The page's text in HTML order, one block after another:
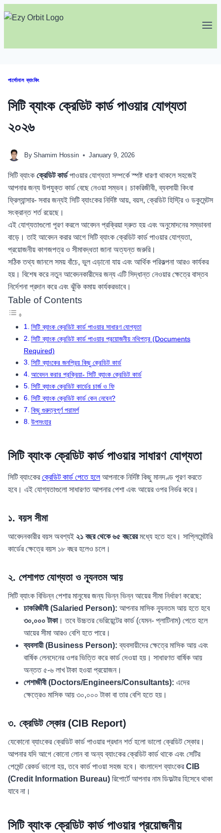
Skip
to
পার্সোনাল ব্যাংকিং
সিটি ব্যাংক ক্রেডিট কার্ড পাওয়ার যোগ্যতা
২০২৬
By Shamim Hossin January 9, 2026
সিটি ব্যাংক ক্রেডিট কার্ডপাওয়ার যোগ্যতা সম্পর্কে স্পষ্ট ধারণা থাকলে সহজেই
আপনার জন্য উপযুক্ত কার্ড বেছে নেওয়া সম্ভব। চাকরিজীবী, ব্যবসায়ী কিংবা
ফ্রিল্যান্সার- সবার জন্যই সিটি ব্যাংকের নির্দিষ্ট আয়, বয়স, ক্রেডিট হিস্ট্রি ও ডকুমেন্টস
সংক্রান্ত শর্ত রয়েছে।
এই যোগ্যতাগুলো পূরণ করলে আবেদন প্রক্রিয়া দ্রুত হয় এবং অনুমোদনের সম্ভাবনা
বাড়ে। তাই আবেদন করার আগে সিটি ব্যাংক ক্রেডিট কার্ড পাওয়ার যোগ্যতা,
প্রয়োজনীয় কাগজপত্র ও সীমাবদ্ধতা জানা অত্যন্ত জরুরি।
সঠিক তথ্য জানলে সময় বাঁচে, ভুল এড়ানো যায় এবং আর্থিক পরিকল্পনা আরও কার্যকর
হয়। বিশেষ করে নতুন আবেদনকারীদের জন্য এটি সিদ্ধান্ত নেওয়ার ক্ষেত্রে বাস্তব
নির্দেশনা প্রদান করে এবং ঝুঁকি কমায় কার্যকরভাবে।
Table of Contents
সিটি ব্যাংক ক্রেডিট কার্ড পাওয়ার সাধারণ যোগ্যতা
সিটি ব্যাংক ক্রেডিট কার্ড পাওয়ার প্রয়োজনীয় নথিপত্র (Documents
Required)
সিটি ব্যাংকের জনপ্রিয় কিছু ক্রেডিট কার্ড
আবেদন করার প্রক্রিয়া- সিটি ব্যাংক ক্রেডিট কার্ড
সিটি ব্যাংক ক্রেডিট কার্ডের চার্জ ও ফি
সিটি ব্যাংক ক্রেডিট কার্ড কেন নেবেন?
কিছু গুরুত্বপূর্ণ পরামর্শ
উপসংহার
সিটি ব্যাংক ক্রেডিট কার্ড পাওয়ার সাধারণ যোগ্যতা
সিটি ব্যাংকেরক্রেডিট কার্ড পেতে হলেআপনাকে নির্দিষ্ট কিছু মানদণ্ড পূরণ করতে
হবে। এই যোগ্যতাগুলো সাধারণত আপনার পেশা এবং আয়ের ওপর নির্ভর করে।
১. বয়স সীমা
আবেদনকারীর বয়স অবশ্যই ২১ বছর থেকে ৬৫ বছরেরমধ্যে হতে হবে। সাপ্লিমেন্টারি
কার্ডের ক্ষেত্রে বয়স ১৮ বছর হলেও চলে।
২. পেশাগত যোগ্যতা ও ন্যূনতম আয়
সিটি ব্যাংক বিভিন্ন পেশার মানুষের জন্য ভিন্ন ভিন্ন আয়ের সীমা নির্ধারণ করেছে:
চাকরিজীবী (Salaried Person): আপনার মাসিক ন্যূনতম আয় হতে হবে
৩০,০০০ টাকা। তবে উচ্চতর ভেরিয়েন্টের কার্ড (যেমন- প্লাটিনাম) পেতে হলে
আয়ের সীমা আরও বেশি হতে পারে।
ব্যবসায়ী (Business Person): ব্যবসায়ীদের ক্ষেত্রে মাসিক আয় এবং
বার্ষিক লেনদেনের ওপর ভিত্তি করে কার্ড দেওয়া হয়। সাধারণত বার্ষিক আয়
অন্তত ৫-৬ লাখ টাকা হওয়া প্রয়োজন।
পেশাজীবী (Doctors/Engineers/Consultants): এদের
ক্ষেত্রেও মাসিক আয় ৩০,০০০ টাকা বা তার বেশি হতে হয়।
৩. ক্রেডিট স্কোর (CIB Report)
যেকোনো ব্যাংকের ক্রেডিট কার্ড পাওয়ার প্রধান শর্ত হলো ভালো ক্রেডিট স্কোর।
আপনার যদি আগে কোনো লোন বা অন্য ব্যাংকের ক্রেডিট কার্ড থাকে এবং সেটির
পেমেন্ট রেকর্ড ভালো হয়, তবে কার্ড পাওয়া সহজ হবে। বাংলাদেশ ব্যাংকেরCIB
(Credit Information Bureau) রিপোর্টে আপনার নাম ডিফল্টার হিসেবে থাকা
যাবে না।
সিটি ব্যাংক ক্রেডিট কার্ড পাওয়ার প্রয়োজনীয়